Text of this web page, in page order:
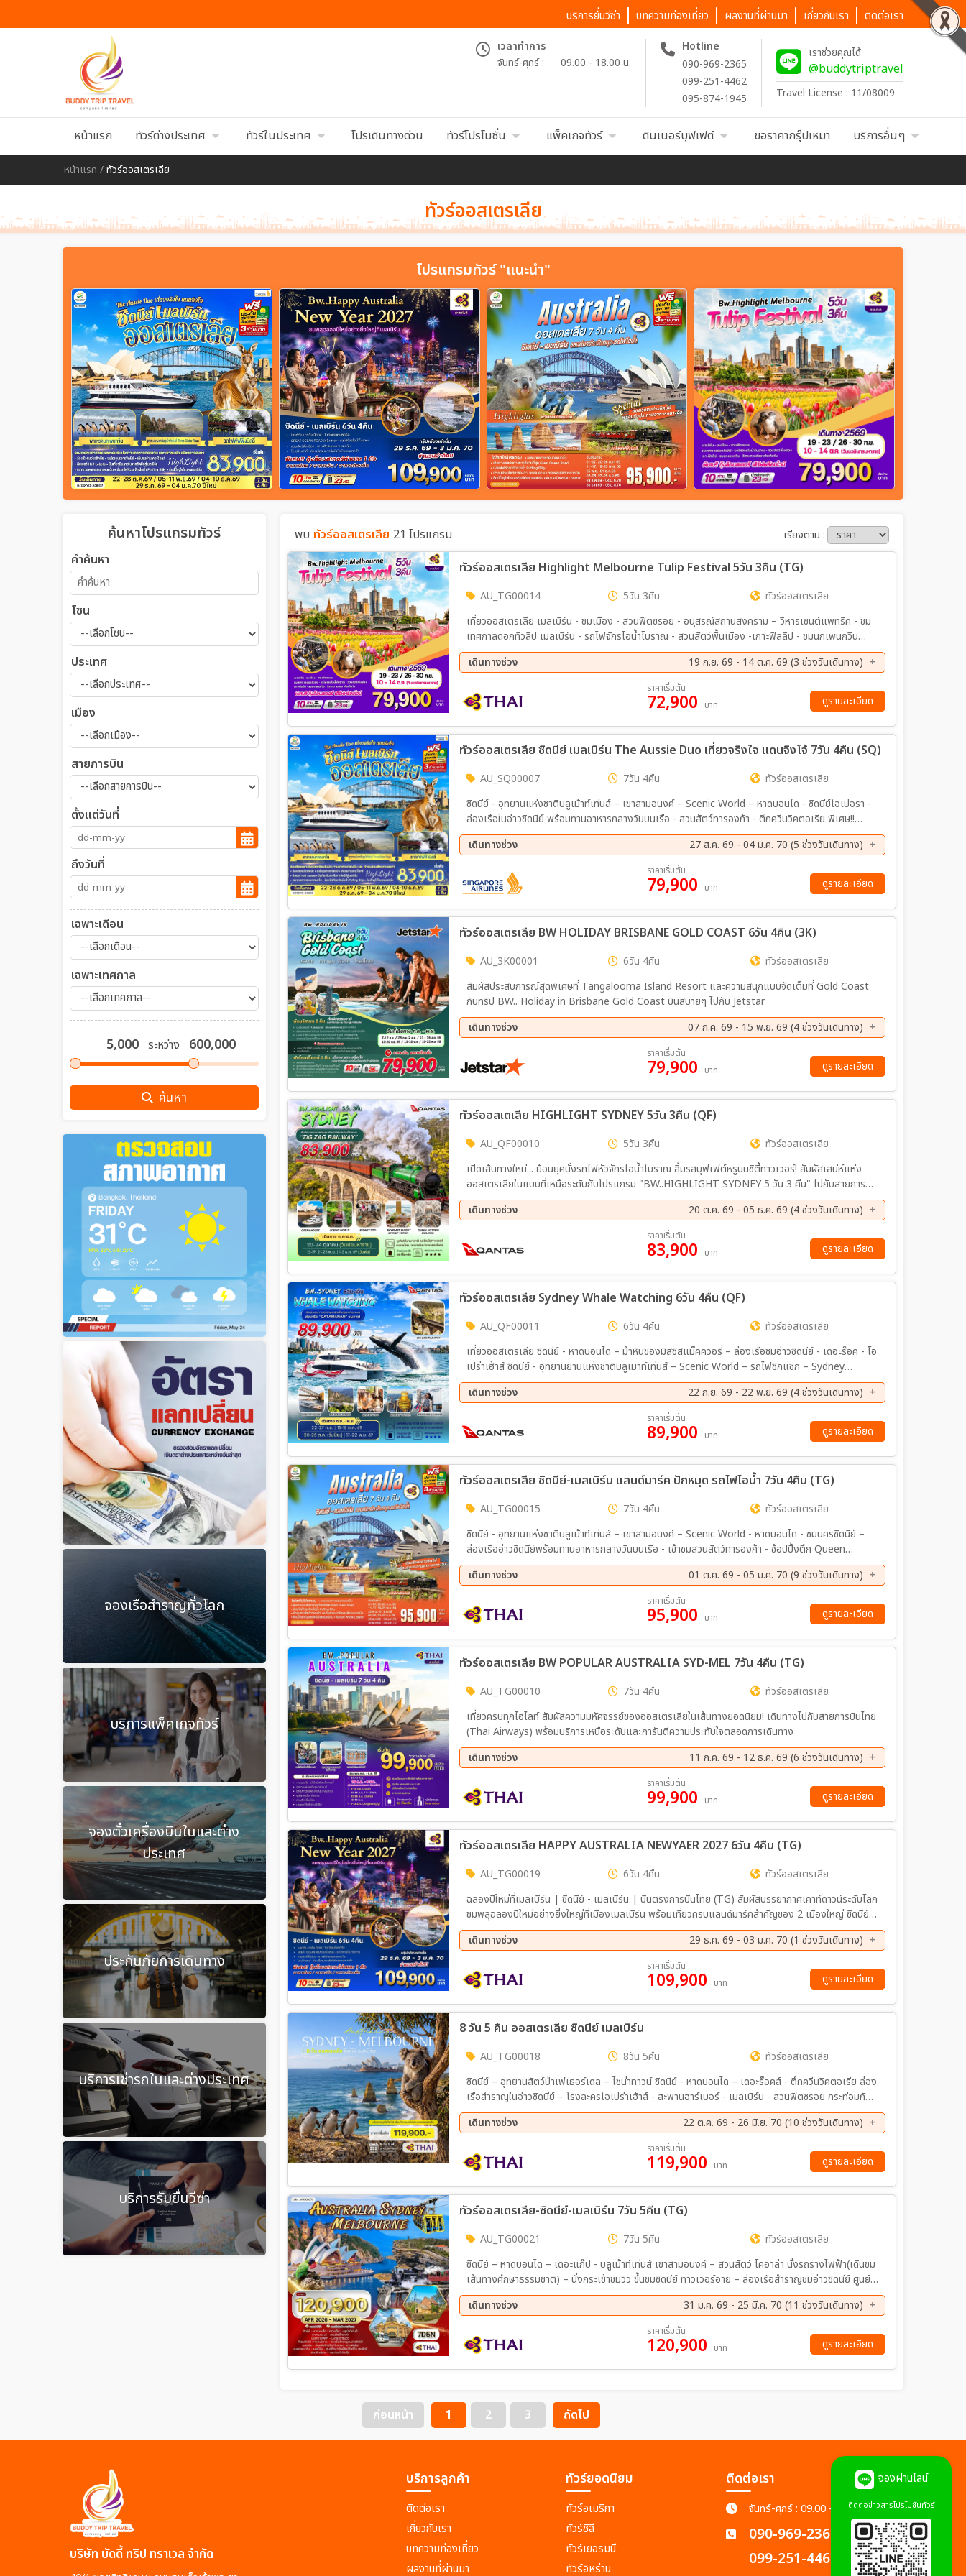
บริการยื่นวีซ่า บทความท่องเที่ยว ผลงานที่ผ่านมา เกี่ยวกับเรา ติดต่อเรา
เวลาทำการ
จันทร์-ศุกร์ :
09.00 - 18.00 น.
Hotline
090-969-2365
099-251-4462
095-874-1945
เราช่วยคุณได้
@buddytriptravel
Travel License : 11/08009
หน้าแรก ทัวร์ต่างประเทศ ทัวร์ในประเทศ โปรเดินทางด่วน ทัวร์โปรโมชั่น แพ็คเกจทัวร์ ดินเนอร์บุฟเฟต์ ขอราคากรุ๊ปเหมา บริการอื่นๆ
หน้าแรก /ทัวร์ออสเตรเลีย
ทัวร์ออสเตรเลีย
โปรแกรมทัวร์ "แนะนำ"
ค้นหาโปรแกรมทัวร์
คำค้นหา
โซน
ประเทศ
เมือง
สายการบิน
ตั้งแต่วันที่
ถึงวันที่
เฉพาะเดือน
เฉพาะเทศกาล
ระหว่าง
ค้นหา
จองเรือสำราญทั่วโลก
บริการแพ็คเกจทัวร์
จองตั๋วเครื่องบินในและต่าง
ประเทศ
ประกันภัยการเดินทาง
บริการเช่ารถในและต่างประเทศ
บริการรับยื่นวีซ่า
พบ ทัวร์ออสเตรเลีย 21 โปรแกรม เรียงตาม :
ทัวร์ออสเตรเลีย Highlight Melbourne Tulip Festival 5วัน 3คืน (TG)
AU_TG00014 5วัน 3คืน
ทัวร์ออสเตรเลีย
เที่ยวออสเตรเลีย เมลเบิร์น - ชมเมือง - สวนฟิตซรอย - อนุสรณ์สถานสงคราม – วิหารเซนต์แพทริค - ชม
เทศกาลดอกทิวลิป เมลเบิร์น - รถไฟจักรไอน้ำโบราณ - สวนสัตว์พื้นเมือง -เกาะฟิลลิป - ชมนกเพนกวิน
พิเศษ..กุ้งมังกรท่านละ 1 ตัว เสิร์ฟพร้อมไวน์ อิสระตามอัธยาศัยเต็มวัน (Free Day)
เดินทางช่วง
19 ก.ย. 69 - 14 ต.ค. 69 (3 ช่วงวันเดินทาง)
26 ก.ย. 69 - 30 ก.ย. 69
ราคาเริ่มต้น
72,900 บาท ดูรายละเอียด
ทัวร์ออสเตรเลีย ซิดนีย์ เมลเบิร์น The Aussie Duo เที่ยวจริงใจ แดนจิงโจ้ 7วัน 4คืน (SQ)
AU_SQ00007 7วัน 4คืน
ทัวร์ออสเตรเลีย
ซิดนีย์ - อุทยานแห่งชาติบลูเม้าท์เท่นส์ – เขาสามอนงค์ – Scenic World – หาดบอนได - ซิดนีย์โอเปอรา -
ล่องเรือในอ่าวซิดนีย์ พร้อมทานอาหารกลางวันบนเรือ - สวนสัตว์ทารองก้า - ตึกควีนวิคตอเรีย พิเศษ!!
อาหารไทย – บินภายในสู่นครเมลเบิร์น – เกาะฟิลลิป - พิเศษอาหารเย็น เมนูกุ้งล้อบสเตอร์ พร้อมไวน์ชั้น
เยี่ยม - อิสระให้ท่านได้เที่ยวนครเมลเบิร์นเต็มวัน – รถไฟจักรไอน้ำโบราณ – ชมนครเมลเบิร์น - ช้อปปิ้ง
เดินทางช่วง
27 ส.ค. 69 - 04 ม.ค. 70 (5 ช่วงวันเดินทาง)
22 ต.ค. 69 - 28 ต.ค. 69
04 ธ.ค. 69 - 10 ธ.ค. 69
29 ธ.ค. 69 - 04 ม.ค. 70
ราคาเริ่มต้น
79,900 บาท ดูรายละเอียด
ทัวร์ออสเตรเลีย BW HOLIDAY BRISBANE GOLD COAST 6วัน 4คืน (3K)
AU_3K00001 6วัน 4คืน
ทัวร์ออสเตรเลีย
สัมผัสประสบการณ์สุดพิเศษที่ Tangalooma Island Resort และความสนุกแบบจัดเต็มที่ Gold Coast
กับทริป BW.. Holiday in Brisbane Gold Coast บินสบายๆ ไปกับ Jetstar
เดินทางช่วง
07 ก.ค. 69 - 15 พ.ย. 69 (4 ช่วงวันเดินทาง)
15 ก.ย. 69 - 20 ก.ย. 69
10 พ.ย. 69 - 15 พ.ย. 69
ราคาเริ่มต้น
79,900 บาท ดูรายละเอียด
ทัวร์ออสเตเลีย HIGHLIGHT SYDNEY 5วัน 3คืน (QF)
AU_QF00010 5วัน 3คืน
ทัวร์ออสเตรเลีย
เปิดเส้นทางใหม่... ย้อนยุคนั่งรถไฟหัวจักรไอน้ำโบราณ ลิ้มรสบุฟเฟต์หรูบนซิตี้ทาวเวอร์! สัมผัสเสน่ห์แห่ง
ออสเตรเลียในแบบที่เหนือระดับกับโปรแกรม "BW..HIGHLIGHT SYDNEY 5 วัน 3 คืน" ไปกับสายการบิน
QANTAS จัดเต็มไฮไลท์เด็ดครบรส ทั้งสถาปัตยกรรมระดับโลก ธรรมชาติ และความคลาสสิกที่หาไม่ได้จาก
ที่ไหน!
เดินทางช่วง
20 ต.ค. 69 - 05 ธ.ค. 69 (4 ช่วงวันเดินทาง)
15 พ.ย. 69 - 19 พ.ย. 69
01 ธ.ค. 69 - 05 ธ.ค. 69
ราคาเริ่มต้น
83,900 บาท ดูรายละเอียด
ทัวร์ออสเตรเลีย Sydney Whale Watching 6วัน 4คืน (QF)
AU_QF00011 6วัน 4คืน
ทัวร์ออสเตรเลีย
เที่ยวออสเตรเลีย ซิดนีย์ - หาดบอนได – ม้าหินของมิสซิสแม็คควอรี่ – ล่องเรือชมอ่าวซิดนีย์ - เดอะร๊อค - โอ
เปร่าเฮ้าส์ ซิดนีย์ - อุทยานยานแห่งชาติบลูเมาท์เท่นส์ – Scenic World – รถไฟซิกแซก – Sydney
Observatory Hill ซิดนีย์ – สวนสัตว์ซิดนีย์ - ซิดนีย์ทาวเวอร์ - ช้อปปิ้งย่านใจกลางเมือง ซิดนีย์ – ล่องเรือ
ชมวาฬ – ช้อปปิ้งBirkenhead Point
เดินทางช่วง
22 ก.ย. 69 - 22 พ.ย. 69 (4 ช่วงวันเดินทาง)
13 ต.ค. 69 - 18 ต.ค. 69
17 พ.ย. 69 - 22 พ.ย. 69
ราคาเริ่มต้น
89,900 บาท ดูรายละเอียด
ทัวร์ออสเตรเลีย ซิดนีย์-เมลเบิร์น แลนด์มาร์ค ปักหมุด รถไฟไอน้ำ 7วัน 4คืน (TG)
AU_TG00015 7วัน 4คืน
ทัวร์ออสเตรเลีย
ซิดนีย์ - อุทยานแห่งชาติบลูเม้าท์เท่นส์ – เขาสามอนงค์ – Scenic World - หาดบอนได - ชมนครซิดนีย์ –
ล่องเรืออ่าวซิดนีย์พร้อมทานอาหารกลางวันบนเรือ - เข้าชมสวนสัตว์ทารองก้า - ช้อปปิ้งตึก Queen
Victoria Building พิเศษ!! อาหารไทย – บินภายในสู่นครเมลเบิร์น – เกาะฟิลลิป พิเศษอาหารค่ำ เมนูกุ้งล้อ
บสเตอร์ พร้อมไวน์ชั้นเยี่ยม - เกรทโอเชี่ยนโร้ด - เมลเบิร์น – รถไฟจักรไอน้ำโบราณ – ชมนครเมลเบิร์น -
เดินทางช่วง
01 ต.ค. 69 - 05 ม.ค. 70 (9 ช่วงวันเดินทาง)
20 ต.ค. 69 - 26 ต.ค. 69
19 พ.ย. 69 - 25 พ.ย. 69
25 พ.ย. 69 - 01 ธ.ค. 69
02 ธ.ค. 69 - 08 ธ.ค. 69
ราคาเริ่มต้น
95,900 บาท ดูรายละเอียด
ทัวร์ออสเตรเลีย BW POPULAR AUSTRALIA SYD-MEL 7วัน 4คืน (TG)
AU_TG00010 7วัน 4คืน
ทัวร์ออสเตรเลีย
เที่ยวครบทุกไฮไลท์ สัมผัสความมหัศจรรย์ของออสเตรเลียในเส้นทางยอดนิยม! เดินทางไปกับสายการบินไทย
(Thai Airways) พร้อมบริการเหนือระดับและการันตีความประทับใจตลอดการเดินทาง
เดินทางช่วง
11 ก.ค. 69 - 12 ธ.ค. 69 (6 ช่วงวันเดินทาง)
10 ก.ย. 69 - 16 ก.ย. 69
22 ต.ค. 69 - 28 ต.ค. 69
12 พ.ย. 69 - 18 พ.ย. 69 06 ธ.ค. 69 - 12 ธ.ค. 69
ราคาเริ่มต้น
99,900 บาท ดูรายละเอียด
ทัวร์ออสเตรเลีย HAPPY AUSTRALIA NEWYAER 2027 6วัน 4คืน (TG)
AU_TG00019 6วัน 4คืน
ทัวร์ออสเตรเลีย
ฉลองปีใหม่ที่เมลเบิร์น | ซิดนีย์ - เมลเบิร์น | บินตรงการบินไทย (TG) สัมผัสบรรยากาศเคาท์ดาวน์ระดับโลก
ชมพลุฉลองปีใหม่อย่างยิ่งใหญ่ที่เมืองเมลเบิร์น พร้อมเที่ยวครบแลนด์มาร์คสำคัญของ 2 เมืองใหญ่ ซิดนีย์
และเมลเบิร์น ในทริปเดียว!
เดินทางช่วง
29 ธ.ค. 69 - 03 ม.ค. 70 (1 ช่วงวันเดินทาง)
ราคาเริ่มต้น
109,900 บาท ดูรายละเอียด
8 วัน 5 คืน ออสเตรเลีย ซิดนีย์ เมลเบิร์น
AU_TG00018 8วัน 5คืน
ทัวร์ออสเตรเลีย
ซิดนีย์ – อุทยานสัตว์ป่าเฟเธอร์เดล – ไชน่าทาวน์ ซิดนีย์ - หาดบอนได – เดอะร็อคส์ - ตึกควีนวิคตอเรีย ล่อง
เรือสำราญในอ่าวซิดนีย์ – โรงละครโอเปร่าเฮ้าส์ - สะพานฮาร์เบอร์ - เมลเบิร์น - สวนฟิตซรอย กระท่อมกัป
ตันคุ้ก - เกาะฟิลลิป – ชิมไวน์ - ชมขบวนพาเหรดของนกเพนกวิน - เกรทโอเชี่ยนโร้ด – พอร์ตแคมเบลล์
สะพานลอนดอน - รถไฟจักรไอน้ำโบราณ - ไบรท์ตัน บาธติ้ง บ็อกซ์ - ช้อปปิ้ง ห้างเดวิด โจน์
เดินทางช่วง
22 ต.ค. 69 - 26 มิ.ย. 70 (10 ช่วงวันเดินทาง)
22 ต.ค. 69 - 29 ต.ค. 69
18 ก.พ. 70 - 25 ก.พ. 70
16 มี.ค 70 - 23 มี.ค 70
10 เม.ย 70 - 17 เม.ย 70
19 มิ.ย 70 - 26 มิ.ย 70
ราคาเริ่มต้น
119,900 บาท ดูรายละเอียด
ทัวร์ออสเตรเลีย-ซิดนีย์-เมลเบิร์น 7วัน 5คืน (TG)
AU_TG00021 7วัน 5คืน
ทัวร์ออสเตรเลีย
ซิดนีย์ – หาดบอนได – เดอะแก๊ป - บลูเม้าท์เท่นส์ เขาสามอนงค์ – สวนสัตว์ โคอาล่า นั่งรถรางไฟฟ้า(เดินชม
เส้นทางศึกษาธรรมชาติ) – นั่งกระเช้าชมวิว ขึ้นชมซิดนีย์ ทาวเวอร์อาย – ล่องเรือสำราญชมอ่าวซิดนีย์ ศูนย์
ศึกษาพันธุ์สัตว์ฮิลส์วิว แซงชัวรี – เมลเบิร์น – นั่งรถไฟจักรไอน้ำโบราณ – เกาะฟิลลิป – ชมนกเพนกวิน ชม
เมือง – สวนฟิตซ์รอย – กระท่อมกัปตันคุ๊ก – ช้อปปิ้ง
เดินทางช่วง
31 ม.ค. 69 - 25 มี.ค. 70 (11 ช่วงวันเดินทาง)
04 ก.ย. 69 - 10 ก.ย. 69
04 ต.ค. 69 - 10 ต.ค. 69
16 ต.ค. 69 - 22 ต.ค. 69
20 พ.ย. 69 - 26 พ.ย. 69
ราคาเริ่มต้น
120,900 บาท ดูรายละเอียด
ก่อนหน้า 1 2 3 ถัดไป
บริษัท บัดดี้ ทริป ทราเวล จำกัด
บริการลูกค้า
ติดต่อเรา
เกี่ยวกับเรา
บทความท่องเที่ยว
ผลงานที่ผ่านมา
ทัวร์ยอดนิยม
ทัวร์อเมริกา
ทัวร์ชิลี
ทัวร์เยอรมนี
ทัวร์อิหร่าน
ติดต่อเรา
จันทร์-ศุกร์ : 09.00 - 18.00 น.
090-969-2365
099-251-4462
จองผ่านไลน์
ติดต่อข่าวสารโปรโมชั่นทัวร์